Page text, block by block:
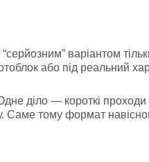
варіантом
або під реальний
діло — короткі
тому формат